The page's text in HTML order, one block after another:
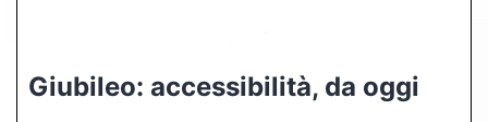
Giubileo: accessibilità, da oggi